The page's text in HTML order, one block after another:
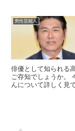
男性芸能人
俳優として知られる
ご存知でしょうか。
んについて詳しく見